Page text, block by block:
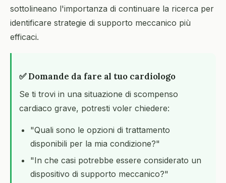
sottolineano l'importanza di continuare la ricerca per
identificare strategie di supporto meccanico più
efficaci.
✅ Domande da fare al tuo cardiologo
Se ti trovi in una situazione di scompenso
cardiaco grave, potresti voler chiedere:
"Quali sono le opzioni di trattamento
disponibili per la mia condizione?"
"In che casi potrebbe essere considerato un
dispositivo di supporto meccanico?"